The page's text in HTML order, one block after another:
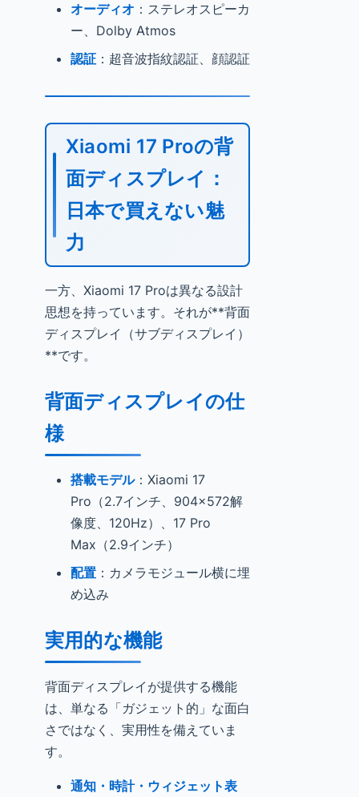
オーディオ ：ステレオスピーカ
ー、Dolby Atmos
認証 ：超音波指紋認証、顔認証
Xiaomi 17 Proの背
面ディスプレイ：
日本で買えない魅
力
一方、Xiaomi 17 Proは異なる設計
思想を持っています。それが**背面
ディスプレイ（サブディスプレイ）
**です。
背面ディスプレイの仕
様
搭載モデル：Xiaomi 17
Pro（2.7インチ、904×572解
像度、120Hz）、17 Pro
Max（2.9インチ）
配置 ：カメラモジュール横に埋
め込み
実用的な機能
背面ディスプレイが提供する機能
は、単なる「ガジェット的」な面白
さではなく、実用性を備えていま
す。
通知・時計・ウィジェット表